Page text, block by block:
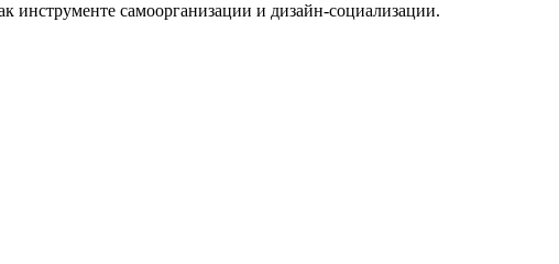
инструменте самоорганизации и дизайн-социализации.